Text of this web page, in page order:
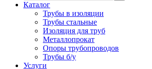
Каталог
Трубы в изоляции
Трубы стальные
Изоляция для труб
Металлопрокат
Опоры трубопроводов
Трубы б/у
Услуги